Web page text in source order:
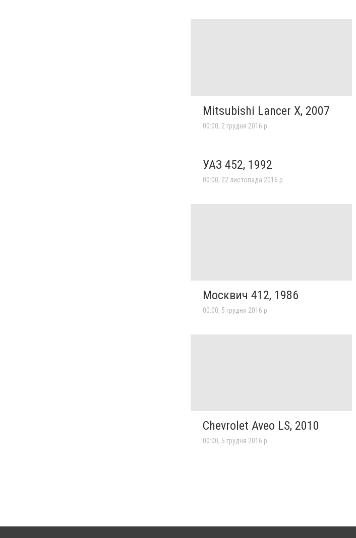
Mitsubishi Lancer X, 2007
00:00, 2 грудня 2016 р.
УАЗ 452, 1992
00:00, 22 листопада 2016 р.
Москвич 412, 1986
00:00, 5 грудня 2016 р.
Chevrolet Aveo LS, 2010
00:00, 5 грудня 2016 р.